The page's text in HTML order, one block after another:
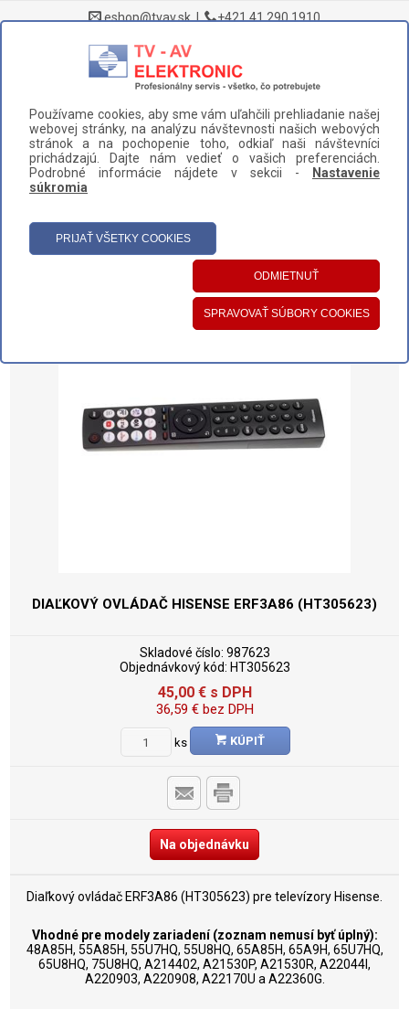
eshop@tvav.sk| +421 41 290 1910
DOMOV > NÁHRADNÉ DIELY A PRÍSLUŠENSTVO > TELEVÍZORY >
DIAĽKOVÉ OVLÁDAČE >
DIAĽKOVÝ OVLÁDAČ HISENSE ERF3A86 (HT305623)
HLAVNÉ MENU
KATEGÓRIE
DIAĽKOVÝ OVLÁDAČ HISENSE ERF3A86 (HT305623)
Skladové číslo: 987623
Objednávkový kód: HT305623
45,00 €s DPH
36,59 €bez DPH
ks KÚPIŤ
Na objednávku
Diaľkový ovládač ERF3A86 (HT305623) pre televízory Hisense.
Vhodné pre modely zariadení (zoznam nemusí byť úplný):
48A85H, 55A85H, 55U7HQ, 55U8HQ, 65A85H, 65A9H, 65U7HQ,
65U8HQ, 75U8HQ, A214402, A21530P, A21530R, A22044I,
A220903, A220908, A22170U a A22360G.
Používame cookies, aby sme vám uľahčili prehliadanie našej
webovej stránky, na analýzu návštevnosti našich webových
stránok a na pochopenie toho, odkiaľ naši návštevníci
prichádzajú. Dajte nám vedieť o vašich preferenciách.
Podrobné informácie nájdete v sekcii -
Nastavenie
súkromia